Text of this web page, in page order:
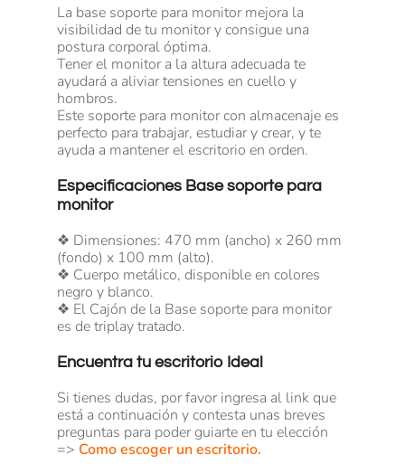
La base soporte para monitor mejora la
visibilidad de tu monitor y consigue una
postura corporal óptima.
Tener el monitor a la altura adecuada te
ayudará a aliviar tensiones en cuello y
hombros.
Este soporte para monitor con almacenaje es
perfecto para trabajar, estudiar y crear, y te
ayuda a mantener el escritorio en orden.
Especificaciones Base soporte para
monitor
❖ Dimensiones: 470 mm (ancho) x 260 mm
(fondo) x 100 mm (alto).
❖ Cuerpo metálico, disponible en colores
negro y blanco.
❖ El Cajón de la Base soporte para monitor
es de triplay tratado.
Encuentra tu escritorio Ideal
Si tienes dudas, por favor ingresa al link que
está a continuación y contesta unas breves
preguntas para poder guiarte en tu elección
=> Como escoger un escritorio.